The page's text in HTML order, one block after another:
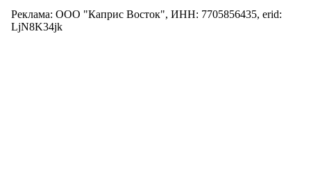
Реклама: ООО "Каприс Восток", ИНН: 7705856435, erid:
LjN8K34jk